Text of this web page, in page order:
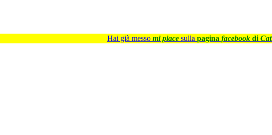
Hai già messo mi piace sulla pagina facebook di